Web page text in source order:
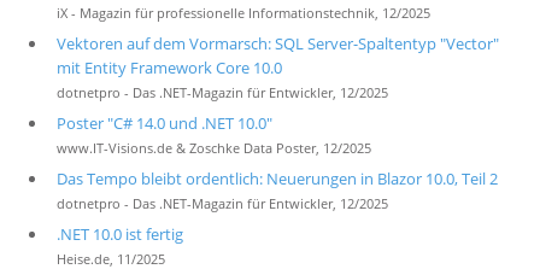
iX - Magazin für professionelle Informationstechnik, 12/2025
Vektoren auf dem Vormarsch: SQL Server-Spaltentyp "Vector"
mit Entity Framework Core 10.0
dotnetpro - Das .NET-Magazin für Entwickler, 12/2025
Poster "C# 14.0 und .NET 10.0"
www.IT-Visions.de & Zoschke Data Poster, 12/2025
Das Tempo bleibt ordentlich: Neuerungen in Blazor 10.0, Teil 2
dotnetpro - Das .NET-Magazin für Entwickler, 12/2025
.NET 10.0 ist fertig
Heise.de, 11/2025